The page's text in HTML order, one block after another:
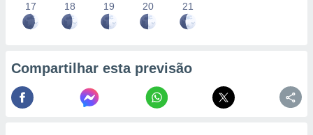
17 18 19 20 21
Compartilhar esta previsão